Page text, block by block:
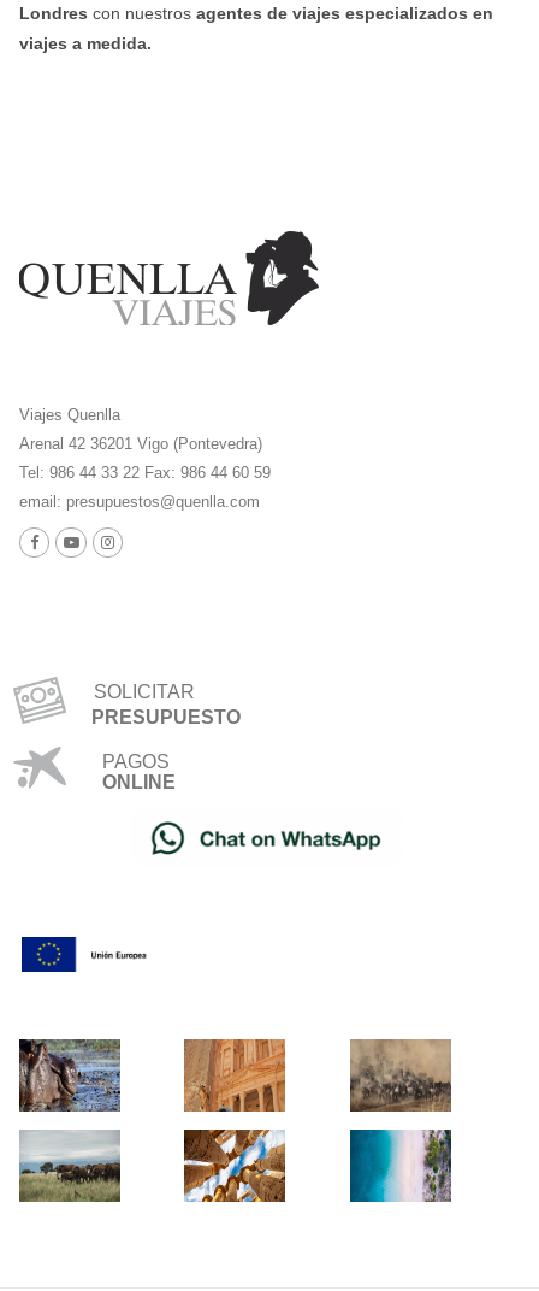
Londres con nuestros agentes de viajes especializados en
viajes a medida.
Viajes Quenlla
Arenal 42 36201 Vigo (Pontevedra)
Tel: 986 44 33 22 Fax: 986 44 60 59
email: presupuestos@quenlla.com
SOLICITAR
PRESUPUESTO
PAGOS
ONLINE